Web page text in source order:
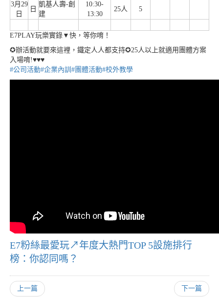
3月29
日
日
凱基人壽-創
建
10:30-
13:30
25人 5
E7PLAY玩樂實錄▼快，等你唷！
✪辦活動就要來這裡，鐵定人人都支持✪25人以上就適用團體方案
入場唷!♥♥♥
#公司活動#企業內訓 #團體活動#校外教學
E7粉絲最愛玩↗年度大熱門TOP 5設施排行
榜：你認同嗎？
上一篇 下一篇